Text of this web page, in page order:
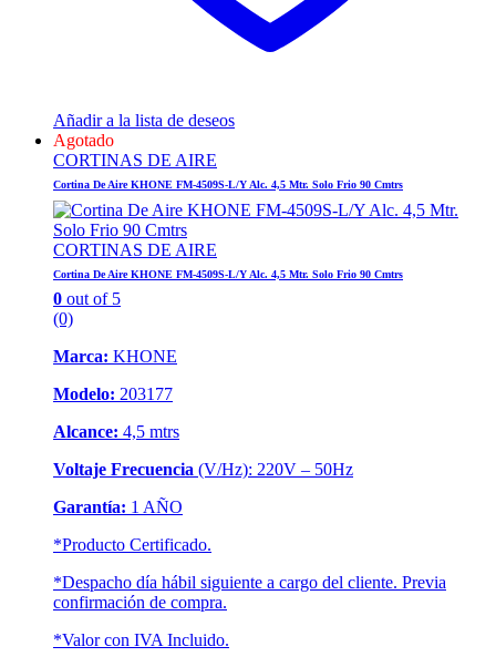
Añadir a la lista de deseos
Agotado
CORTINAS DE AIRE
Cortina De Aire KHONE FM-4509S-L/Y Alc. 4,5 Mtr. Solo Frio 90 Cmtrs
CORTINAS DE AIRE
Cortina De Aire KHONE FM-4509S-L/Y Alc. 4,5 Mtr. Solo Frio 90 Cmtrs
0 out of 5
(0)
Marca: KHONE
Modelo: 203177
Alcance: 4,5 mtrs
Voltaje Frecuencia (V/Hz): 220V – 50Hz
Garantía: 1 AÑO
*Producto Certificado.
*Despacho día hábil siguiente a cargo del cliente. Previa
confirmación de compra.
*Valor con IVA Incluido.